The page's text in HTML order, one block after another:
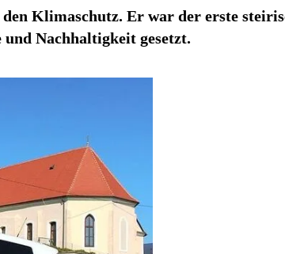
Klimaschutz. Er war der erste
Nachhaltigkeit gesetzt.